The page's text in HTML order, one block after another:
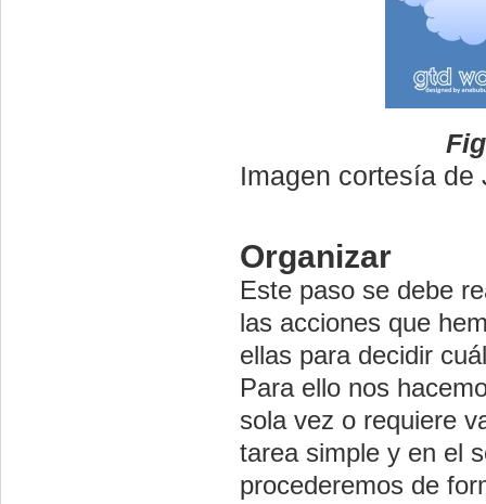
Imagen cortesía
Organizar
Este paso se debe
las acciones que
ellas para decidir
Para ello nos
sola vez o requiere
tarea simple y en el
procederemos de